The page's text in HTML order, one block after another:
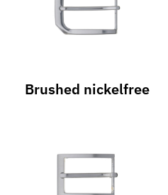
Brushed nickelfree